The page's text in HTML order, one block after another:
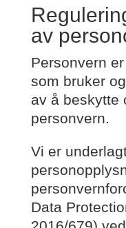
av
Personvern
som bruker
av å beskytte
personvern.
Vi er
Data